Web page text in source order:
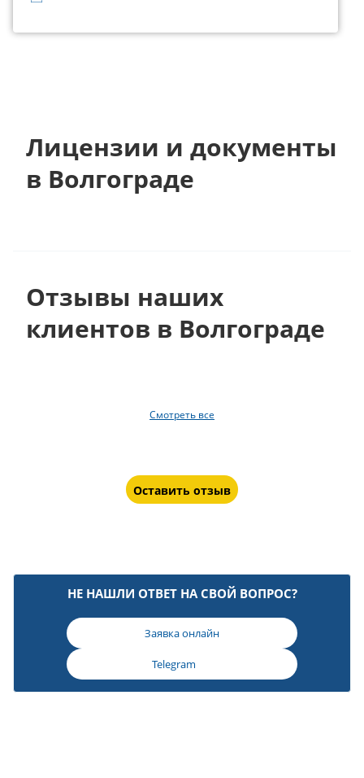
Лицензии и документы
в Волгограде
Отзывы наших
клиентов в Волгограде
Смотреть все
Оставить отзыв
НЕ НАШЛИ ОТВЕТ НА СВОЙ ВОПРОС?
Заявка онлайн
Telegram